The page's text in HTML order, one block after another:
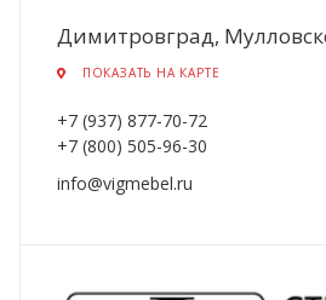
Димитровград,
ПОКАЗАТЬ НА КАРТЕ
+7 (937) 877-70-72
+7 (800) 505-96-30
info@vigmebel.ru